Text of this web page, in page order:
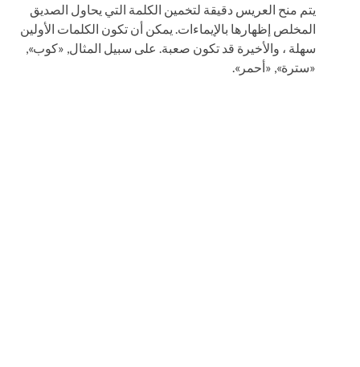
يتم منح العريس دقيقة لتخمين الكلمة التي يحاول الصديق
المخلص إظهارها بالإيماءات. يمكن أن تكون الكلمات الأولين
سهلة ، والأخيرة قد تكون صعبة. على سبيل المثال, «كوب»,
«سترة», «أحمر».